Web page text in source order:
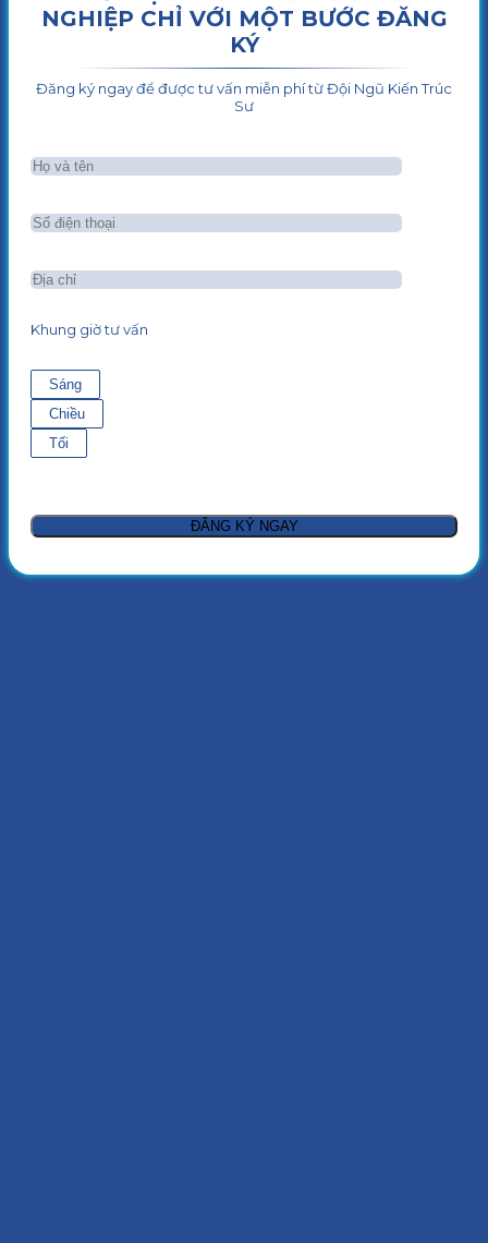
NGHIỆP CHỈ VỚI MỘT BƯỚC ĐĂNG
KÝ
Đăng ký ngay để được tư vấn miễn phí từ Đội Ngũ Kiến Trúc
Sư
Khung giờ tư vấn
Sáng
Chiều
Tối